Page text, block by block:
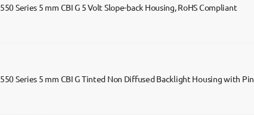
550 Series 5 mm CBI G 5 Volt Slope-back Housing, RoHS Compliant
550 Series 5 mm CBI G Tinted Non Diffused Backlight Housing with Pin